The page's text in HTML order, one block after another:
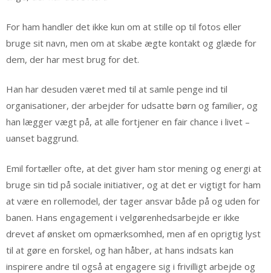
For ham handler det ikke kun om at stille op til fotos eller
bruge sit navn, men om at skabe ægte kontakt og glæde for
dem, der har mest brug for det.
Han har desuden været med til at samle penge ind til
organisationer, der arbejder for udsatte børn og familier, og
han lægger vægt på, at alle fortjener en fair chance i livet –
uanset baggrund.
Emil fortæller ofte, at det giver ham stor mening og energi at
bruge sin tid på sociale initiativer, og at det er vigtigt for ham
at være en rollemodel, der tager ansvar både på og uden for
banen. Hans engagement i velgørenhedsarbejde er ikke
drevet af ønsket om opmærksomhed, men af en oprigtig lyst
til at gøre en forskel, og han håber, at hans indsats kan
inspirere andre til også at engagere sig i frivilligt arbejde og